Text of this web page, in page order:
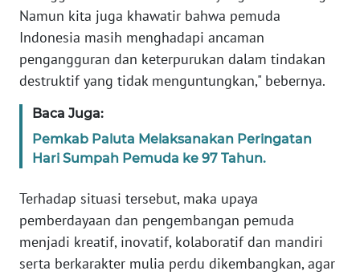
Namun kita juga khawatir bahwa pemuda
Indonesia masih menghadapi ancaman
pengangguran dan keterpurukan dalam tindakan
destruktif yang tidak menguntungkan," bebernya.
Baca Juga:
Pemkab Paluta Melaksanakan Peringatan
Hari Sumpah Pemuda ke 97 Tahun.
Terhadap situasi tersebut, maka upaya
pemberdayaan dan pengembangan pemuda
menjadi kreatif, inovatif, kolaboratif dan mandiri
serta berkarakter mulia perdu dikembangkan, agar
WN
SUMSEL
BENGKULU
WN
WN
JATENG